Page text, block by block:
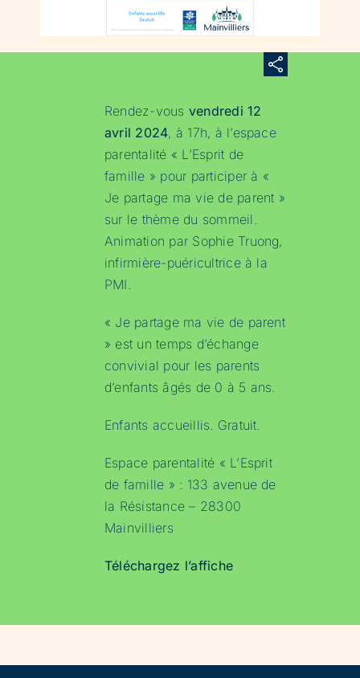
Rendez-vous vendredi 12
avril 2024, à 17h, à l’espace
parentalité « L’Esprit de
famille » pour participer à «
Je partage ma vie de parent »
sur le thème du sommeil.
Animation par Sophie Truong,
infirmière-puéricultrice à la
PMI.
« Je partage ma vie de parent
» est un temps d’échange
convivial pour les parents
d’enfants âgés de 0 à 5 ans.
Enfants accueillis. Gratuit.
Espace parentalité « L’Esprit
de famille » : 133 avenue de
la Résistance – 28300
Mainvilliers
Téléchargez l’affiche